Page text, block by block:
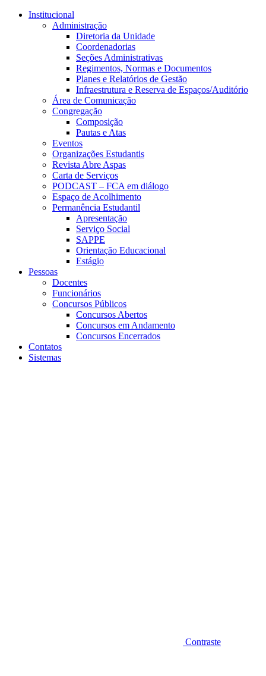
Conteúdo principal
Institucional
Administração
Diretoria da Unidade
Coordenadorias
Seções Administrativas
Regimentos, Normas e Documentos
Planes e Relatórios de Gestão
Infraestrutura e Reserva de Espaços/Auditório
Área de Comunicação
Congregação
Composição
Pautas e Atas
Eventos
Organizações Estudantis
Revista Abre Aspas
Carta de Serviços
PODCAST – FCA em diálogo
Espaço de Acolhimento
Permanência Estudantil
Apresentação
Serviço Social
SAPPE
Orientação Educacional
Estágio
Pessoas
Docentes
Funcionários
Concursos Públicos
Concursos Abertos
Concursos em Andamento
Concursos Encerrados
Contatos
Sistemas
Contraste